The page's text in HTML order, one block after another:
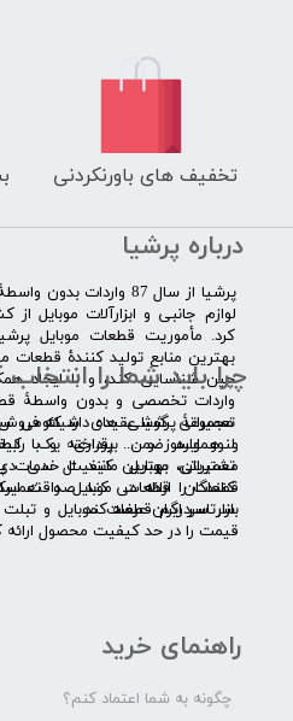
تخفیف های باورنکردنی
درباره پرشیا
​پرشیا از سال 87 واردات
لوازم جانبی و ابزارآلات موبایل از
کرد. مأموریت قطعات موبایل
بهترین منابع تولید کنندۀ قطعات
چین شناسایی کند، و با ایجاد
واردات تخصصی و بدون واسطۀ
تعمیراتی گوشی های شیائومی
لنوو ایسوز و .... پرداخته و با
تعمیراتی موبایل مانند ال
کنندگان قطعات موبایل و
سرتاسر ایران عرضه کند.
راهنمای خرید
چگونه به شما اعتماد کنم؟
چرا باید شما را
​مجموعۀ پرشیا عقیده دارد که
و همواره ضمن برقراری یک
مشتریان، بهترین کیفیت خدمات
قطعات را ارائه می­ کند. صداقت
بازار سردرگم قطعات موبایل و
قیمت را در حد کیفیت محصول ارائه